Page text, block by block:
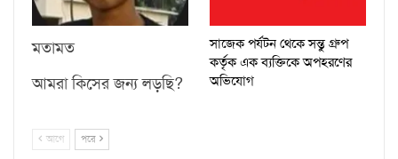
মতামত
আমরা কিসের জন্য লড়ছি?
সাজেক পর্যটন থেকে সন্তু গ্রুপ
কর্তৃক এক ব্যক্তিকে অপহরণের
অভিযোগ
আগে পরে